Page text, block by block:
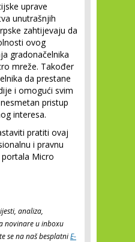
uprave
unutrašnjih
zahtijevaju da
ovog
gradonačelnika
mreže. Također
da prestane
i omogući svim
pristup
interesa.
pratiti ovaj
i pravnu
Micro
analiza,
novinare u inboxu
se na naš besplatniE-